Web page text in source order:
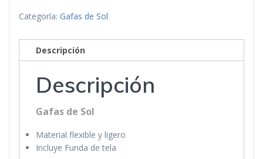
(Gafas
Sol)
cantidad
Categoría: Gafas de Sol
Descripción
Descripción
Gafas de Sol
Material flexible y ligero
Incluye Funda de tela